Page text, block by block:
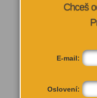
Chceš
E-mail:
Oslovení: